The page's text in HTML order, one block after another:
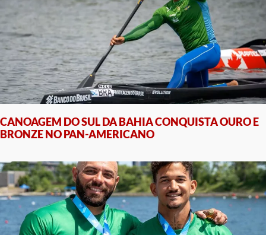
CANOAGEM DO SUL DA BAHIA CONQUISTA OURO E
BRONZE NO PAN-AMERICANO